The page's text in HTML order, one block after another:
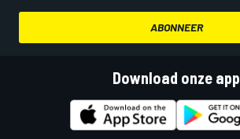
ABONNEER
Download onze app